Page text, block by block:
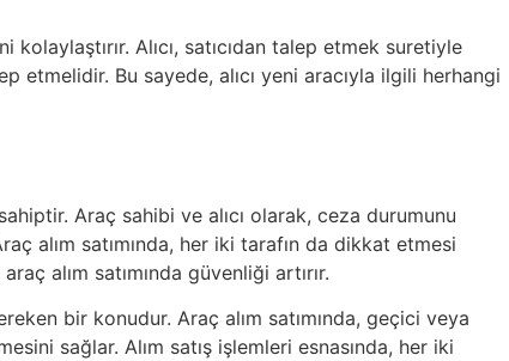
Alıcı, satıcıdan talep etmek suretiyle
etmelidir. Bu sayede, alıcı yeni aracıyla ilgili herhangi
Araç sahibi ve alıcı olarak, ceza durumunu
alım satımında, her iki tarafın da dikkat etmesi
alım satımında güvenliği artırır.
bir konudur. Araç alım satımında, geçici veya
sağlar. Alım satış işlemleri esnasında, her iki